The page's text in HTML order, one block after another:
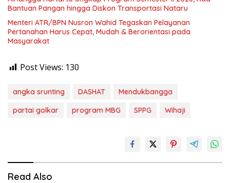
Bantuan Pangan hingga Diskon Transportasi Nataru
Menteri ATR/BPN Nusron Wahid Tegaskan Pelayanan
Pertanahan Harus Cepat, Mudah & Berorientasi pada
Masyarakat
Post Views: 130
angka srunting DASHAT
Mendukbangga
partai golkar
program MBG SPPG Wihaji
Read Also